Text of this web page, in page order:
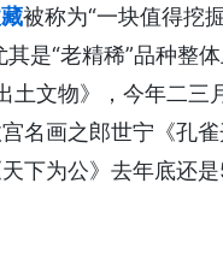
被称为“一块值得挖
是“老精稀”品种整
土文物》，今年二
名画之郎世宁《孔
下为公》去年底还